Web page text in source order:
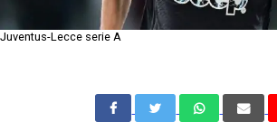
Juventus-Lecce serie A